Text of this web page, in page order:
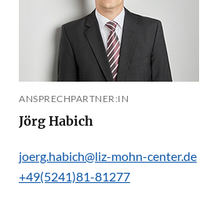
ANSPRECHPARTNER:IN
Jörg Habich
joerg.habich@liz-mohn-center.de
+49(5241)81-81277